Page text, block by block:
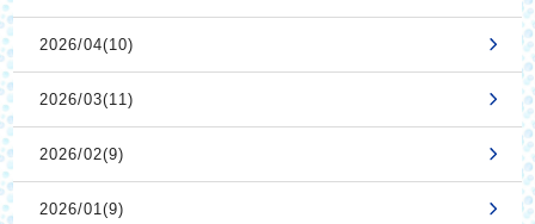
2026/04(10)
2026/03(11)
2026/02(9)
2026/01(9)